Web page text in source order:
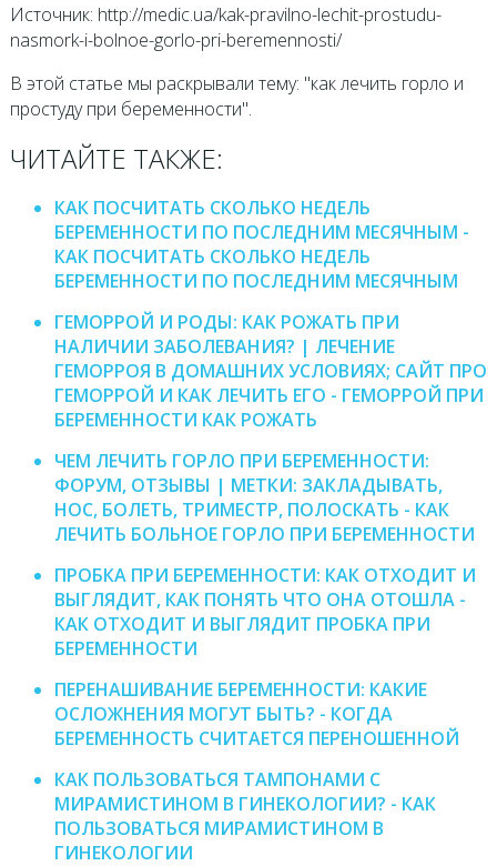
Источник: http://medic.ua/kak-pravilno-lechit-prostudu-
nasmork-i-bolnoe-gorlo-pri-beremennosti/
В этой статье мы раскрывали тему: "как лечить горло и
простуду при беременности".
ЧИТАЙТЕ ТАКЖЕ:
КАК ПОСЧИТАТЬ СКОЛЬКО НЕДЕЛЬ
БЕРЕМЕННОСТИ ПО ПОСЛЕДНИМ МЕСЯЧНЫМ -
КАК ПОСЧИТАТЬ СКОЛЬКО НЕДЕЛЬ
БЕРЕМЕННОСТИ ПО ПОСЛЕДНИМ МЕСЯЧНЫМ
ГЕМОРРОЙ И РОДЫ: КАК РОЖАТЬ ПРИ
НАЛИЧИИ ЗАБОЛЕВАНИЯ? | ЛЕЧЕНИЕ
ГЕМОРРОЯ В ДОМАШНИХ УСЛОВИЯХ; САЙТ ПРО
ГЕМОРРОЙ И КАК ЛЕЧИТЬ ЕГО - ГЕМОРРОЙ ПРИ
БЕРЕМЕННОСТИ КАК РОЖАТЬ
ЧЕМ ЛЕЧИТЬ ГОРЛО ПРИ БЕРЕМЕННОСТИ:
ФОРУМ, ОТЗЫВЫ | МЕТКИ: ЗАКЛАДЫВАТЬ,
НОС, БОЛЕТЬ, ТРИМЕСТР, ПОЛОСКАТЬ - КАК
ЛЕЧИТЬ БОЛЬНОЕ ГОРЛО ПРИ БЕРЕМЕННОСТИ
ПРОБКА ПРИ БЕРЕМЕННОСТИ: КАК ОТХОДИТ И
ВЫГЛЯДИТ, КАК ПОНЯТЬ ЧТО ОНА ОТОШЛА -
КАК ОТХОДИТ И ВЫГЛЯДИТ ПРОБКА ПРИ
БЕРЕМЕННОСТИ
ПЕРЕНАШИВАНИЕ БЕРЕМЕННОСТИ: КАКИЕ
ОСЛОЖНЕНИЯ МОГУТ БЫТЬ? - КОГДА
БЕРЕМЕННОСТЬ СЧИТАЕТСЯ ПЕРЕНОШЕННОЙ
КАК ПОЛЬЗОВАТЬСЯ ТАМПОНАМИ С
МИРАМИСТИНОМ В ГИНЕКОЛОГИИ? - КАК
ПОЛЬЗОВАТЬСЯ МИРАМИСТИНОМ В
ГИНЕКОЛОГИИ